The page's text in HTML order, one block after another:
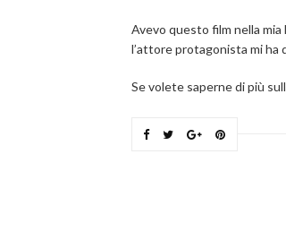
Avevo questo film nella mia
l’attore protagonista mi ha
Se volete saperne di più